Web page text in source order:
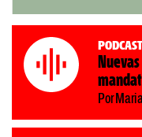
Podcast
Por